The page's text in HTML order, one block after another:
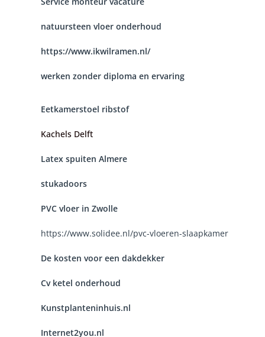
natuursteen vloer onderhoud
https://www.ikwilramen.nl/
werken zonder diploma en ervaring
Eetkamerstoel ribstof
Kachels Delft
Latex spuiten Almere
stukadoors
PVC vloer in Zwolle
https://www.solidee.nl/pvc-vloeren-slaapkamer
De kosten voor een dakdekker
Cv ketel onderhoud
Kunstplanteninhuis.nl
Internet2you.nl